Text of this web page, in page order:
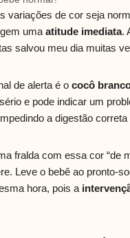
variações de cor seja
uma atitude imediata.
salvou meu dia muitas
de alerta é o cocô
e pode indicar um
a digestão correta
fralda com essa cor “de
Leve o bebê ao pronto-
hora, pois a